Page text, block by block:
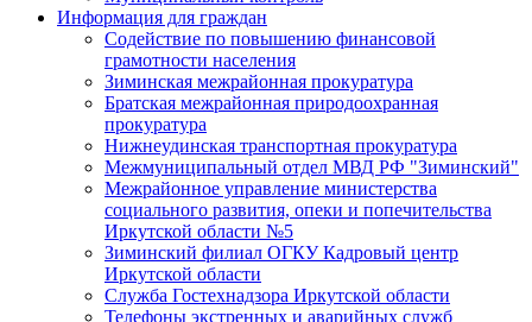
Информация для граждан
Содействие по повышению финансовой
грамотности населения
Зиминская межрайонная прокуратура
Братская межрайонная природоохранная
прокуратура
Нижнеудинская транспортная прокуратура
Межмуниципальный отдел МВД РФ "Зиминский"
Межрайонное управление министерства
социального развития, опеки и попечительства
Иркутской области №5
Зиминский филиал ОГКУ Кадровый центр
Иркутской области
Служба Гостехнадзора Иркутской области
Телефоны экстренных и аварийных служб